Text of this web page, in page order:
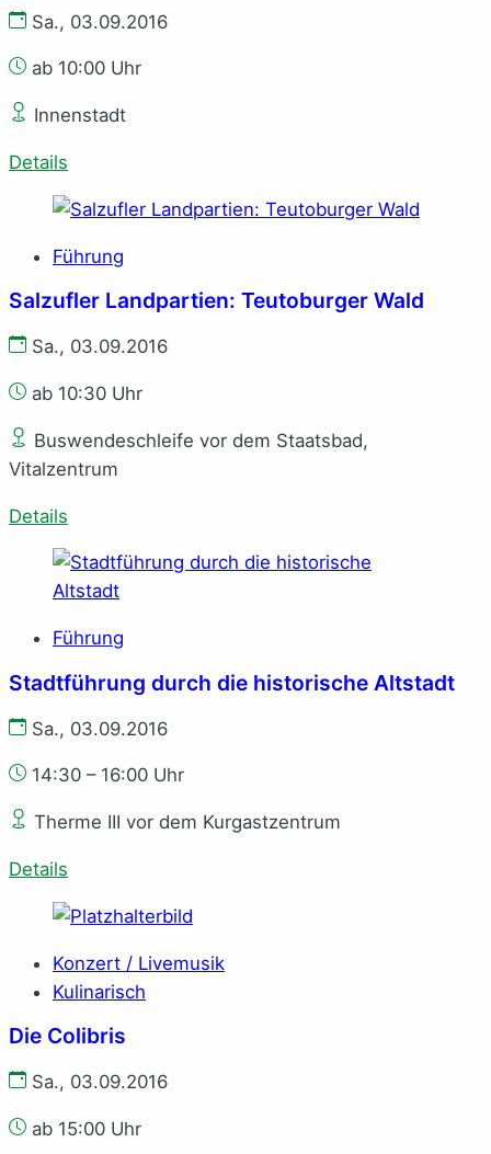
Sa., 03.09.2016
ab 10:00 Uhr
Innenstadt
Details
Führung
Salzufler Landpartien: Teutoburger Wald
Sa., 03.09.2016
ab 10:30 Uhr
Buswendeschleife vor dem Staatsbad,
Vitalzentrum
Details
Führung
Stadtführung durch die historische Altstadt
Sa., 03.09.2016
14:30 – 16:00 Uhr
Therme III vor dem Kurgastzentrum
Details
Konzert / Livemusik
Kulinarisch
Die Colibris
Sa., 03.09.2016
ab 15:00 Uhr